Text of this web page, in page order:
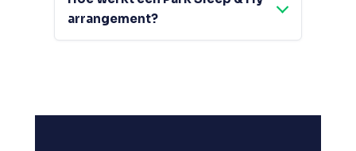
arrangement?